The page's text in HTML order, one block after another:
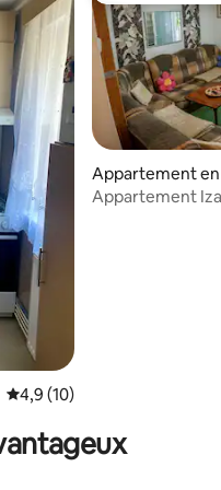
: 5 sur 5
Évaluation moyenne sur la
4,9 (10)
Appartement
Appartement